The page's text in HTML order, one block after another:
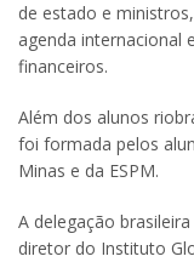
de estado e
agenda internacional
financeiros.
Além dos alunos
foi formada pelos
Minas e da ESPM.
A delegação
diretor do Instituto